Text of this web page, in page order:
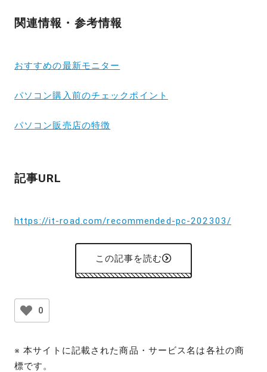
関連情報・参考情報
おすすめの最新モニター
パソコン購入前のチェックポイント
パソコン販売店の特徴
記事URL
https://it-road.com/recommended-pc-202303/
この記事を読む
0
※ 本サイトに記載された商品・サービス名は各社の商
標です。